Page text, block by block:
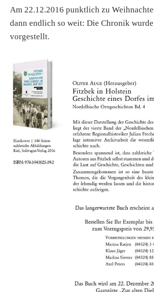
Am 22.12.2016 punktlich zu
dann endlich so weit: Die Chronik
vorgestellt.